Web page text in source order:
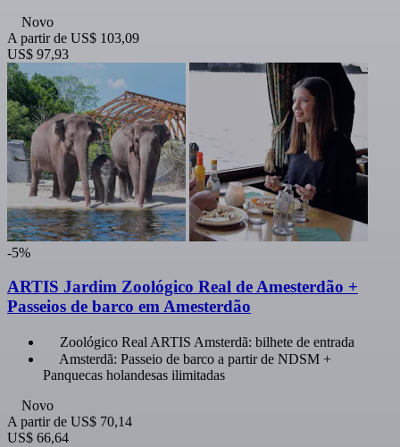
Novo
A partir de US$ 103,09
US$ 97,93
-5%
ARTIS Jardim Zoológico Real de Amesterdão +
Passeios de barco em Amesterdão
Zoológico Real ARTIS Amsterdã: bilhete de entrada
Amsterdã: Passeio de barco a partir de NDSM +
Panquecas holandesas ilimitadas
Novo
A partir de US$ 70,14
US$ 66,64